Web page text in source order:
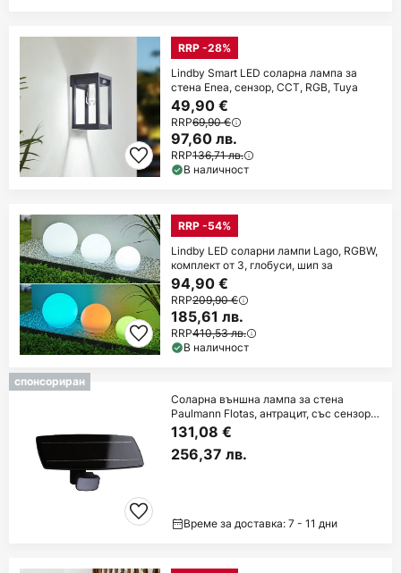
RRP -28%
Lindby Smart LED соларна лампа за
стена Enea, сензор, CCT, RGB, Tuya
49,90 €
RRP69,90 €
97,60 лв.
RRP136,71 лв.
В наличност
RRP -54%
Lindby LED соларни лампи Lago, RGBW,
комплект от 3, глобуси, шип за
94,90 €
RRP209,90 €
185,61 лв.
RRP410,53 лв.
В наличност
спонсориран
Соларна външна лампа за стена
Paulmann Flotas, антрацит, със сензор,
IP65
131,08 €
256,37 лв.
Време за доставка: 7 - 11 дни